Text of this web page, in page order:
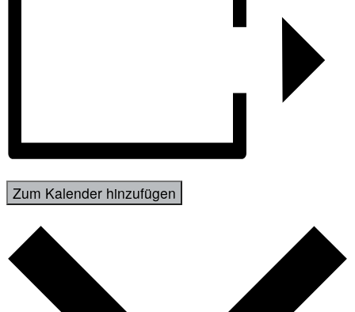
Zum Kalender hinzufügen